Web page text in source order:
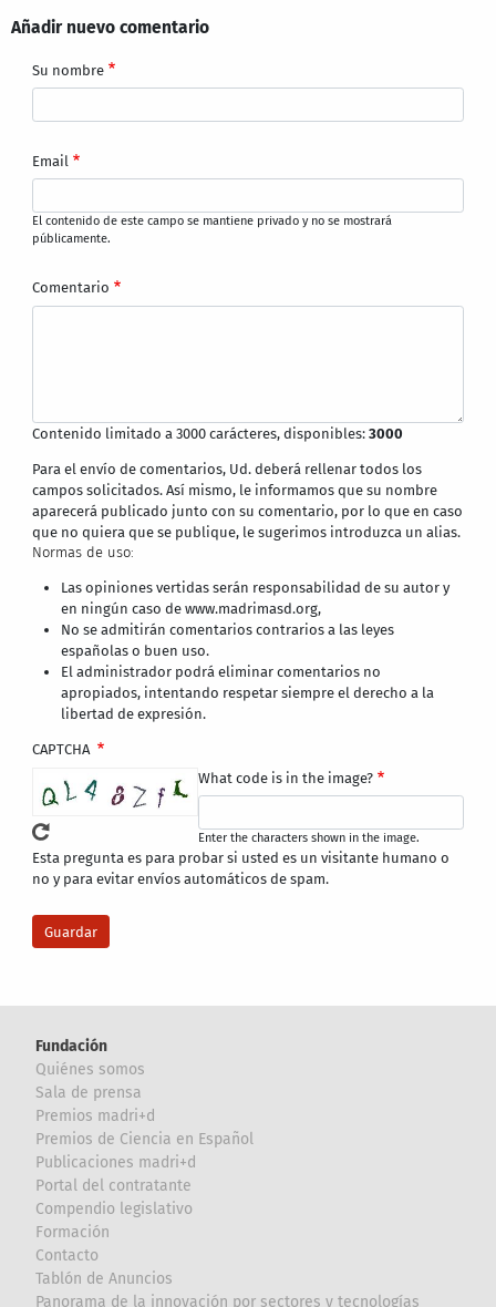
Añadir nuevo comentario
Su nombre
Email
El contenido de este campo se mantiene privado y no se mostrará
públicamente.
Comentario
Contenido limitado a 3000 carácteres, disponibles:3000
Para el envío de comentarios, Ud. deberá rellenar todos los
campos solicitados. Así mismo, le informamos que su nombre
aparecerá publicado junto con su comentario, por lo que en caso
que no quiera que se publique, le sugerimos introduzca un alias.
Normas de uso:
Las opiniones vertidas serán responsabilidad de su autor y
en ningún caso de www.madrimasd.org,
No se admitirán comentarios contrarios a las leyes
españolas o buen uso.
El administrador podrá eliminar comentarios no
apropiados, intentando respetar siempre el derecho a la
libertad de expresión.
CAPTCHA
What code is in the image?
Enter the characters shown in the image.
Esta pregunta es para probar si usted es un visitante humano o
no y para evitar envíos automáticos de spam.
Fundación
Quiénes somos
Sala de prensa
Premios madri+d
Premios de Ciencia en Español
Publicaciones madri+d
Portal del contratante
Compendio legislativo
Formación
Contacto
Tablón de Anuncios
Panorama de la innovación por sectores y tecnologías